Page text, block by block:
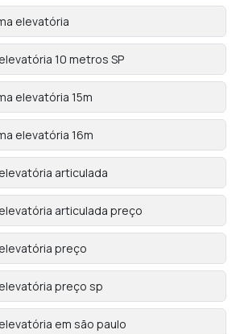
elevatória
10 metros SP
elevatória 15m
elevatória 16m
articulada
articulada preço
preço
preço sp
em são paulo